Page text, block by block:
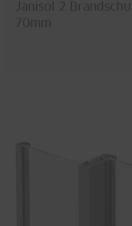
Janisol 2
70mm